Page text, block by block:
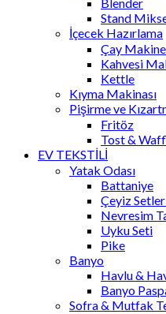
Blender
Stand
İçecek Hazırlama
Çay
Kahvesi
Kettle
Kıyma Makinası
Pişirme ve
Fritöz
Tost &
EV TEKSTİLİ
Yatak Odası
Battaniye
Çeyiz
Nevresim
Uyku Seti
Pike
Banyo
Havlu &
Banyo
Sofra & Mutfak